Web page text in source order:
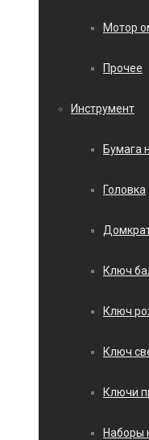
Мотор
Прочее
Инструмент
Бумага
Головка
Ключ
Ключ
Ключ
Ключи
Наборы